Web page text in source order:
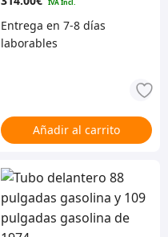
Añadir al carrito